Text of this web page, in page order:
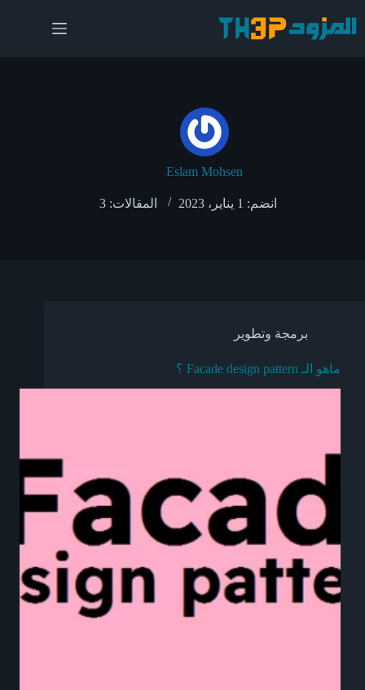
إلى
المحتوى
Eslam Mohsen
انضم: 1 يناير، 2023 المقالات: 3
برمجة وتطوير
ماهو الـ Facade design pattern ؟